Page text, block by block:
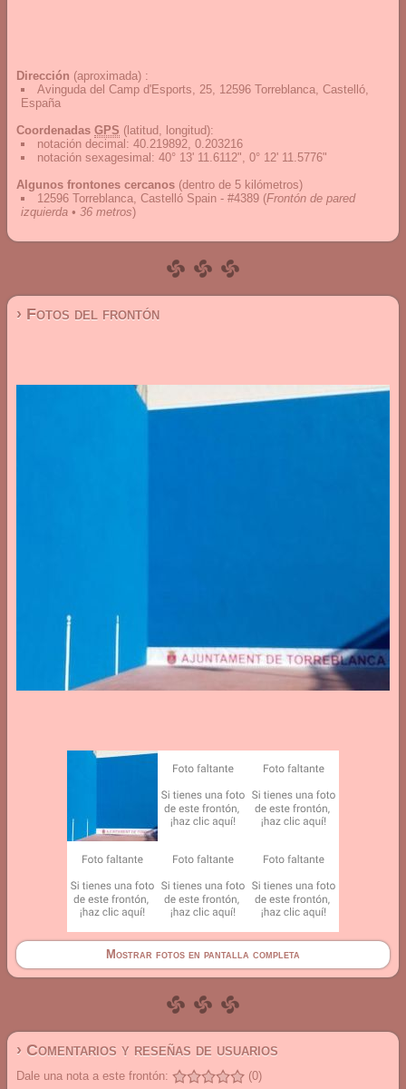
Dirección (aproximada) :
Avinguda del Camp d'Esports, 25, 12596 Torreblanca, Castelló,
España
Coordenadas GPS (latitud, longitud):
notación decimal : 40.219892, 0.203216
notación sexagesimal : 40° 13' 11.6112", 0° 12' 11.5776"
Algunos frontones cercanos (dentro de 5 kilómetros)
12596 Torreblanca, Castelló Spain - #4389 (Frontón de pared
izquierda • 36 metros)
› Fotos del frontón
Mostrar fotos en pantalla completa
› Comentarios y reseñas de usuarios
Dale una nota a este frontón: (0)